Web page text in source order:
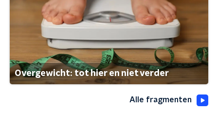
Overgewicht: tot hier en niet verder
Alle fragmenten